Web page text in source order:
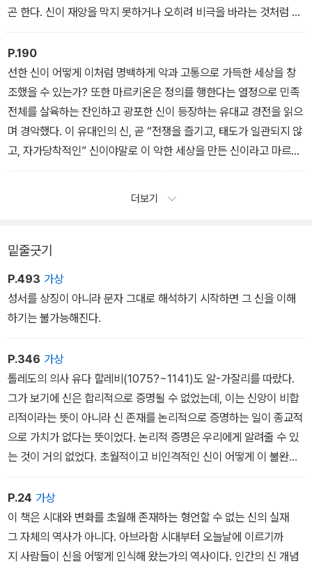
곤 한다. 신이 재앙을 막지 못하거나 오히려 비극을 바라는 것처럼 보
일 때, 신은 냉혹하고 잔인하게 보일 수 있다. 재난이 신의 뜻이라는
손쉬운 믿음은 근본적으로 용납할 수 없는 것까지 받아들이게 만들
수 있다. _ 7장 신비주의자의 신
P.190
선한 신이 어떻게 이처럼 명백하게 악과 고통으로 가득한 세상을 창
조했을 수 있는가? 또한 마르키온은 정의를 행한다는 열정으로 민족
전체를 살육하는 잔인하고 광포한 신이 등장하는 유대교 경전을 읽으
며 경악했다. 이 유대인의 신, 곧 “전쟁을 즐기고, 태도가 일관되지 않
고, 자가당착적인” 신이야말로 이 악한 세상을 만든 신이라고 마르키
온은 결론지었다. _ 3장 이방인을 위한 빛
더보기
밑줄긋기
P.493 가상
성서를 상징이 아니라 문자 그대로 해석하기 시작하면 그 신을 이해
하기는 불가능해진다.
P.346 가상
톨레도의 의사 유다 할레비(1075?~1141)도 알-가잘리를 따랐다.
그가 보기에 신은 합리적으로 증명될 수 없었는데, 이는 신앙이 비합
리적이라는 뜻이 아니라 신 존재를 논리적으로 증명하는 일이 종교적
으로 가치가 없다는 뜻이었다. 논리적 증명은 우리에게 알려줄 수 있
는 것이 거의 없었다. 초월적이고 비인격적인 신이 어떻게 이 불완전
한 물질세계를 창조할 수 있는지, 어떤 의미있는 방식으로 이 세상과
관계를 맺고 있는지 합리적으로 규명할 수 있는 방법이 없었다.
P.24 가상
이 책은 시대와 변화를 초월해 존재하는 형언할 수 없는 신의 실재
그 자체의 역사가 아니다. 아브라함 시대부터 오늘날에 이르기까
지 사람들이 신을 어떻게 인식해 왔는가의 역사이다. 인간의 신 개념